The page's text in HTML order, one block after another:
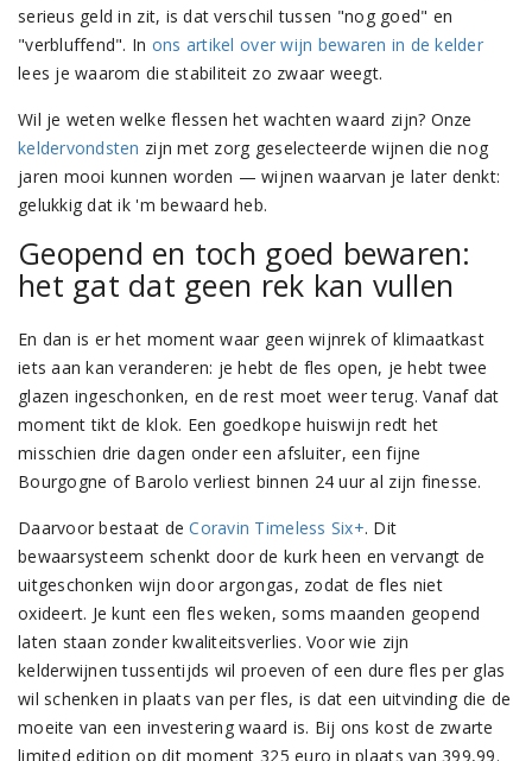
serieus geld in zit, is dat verschil tussen "nog goed" en
"verbluffend". In ons artikel over wijn bewaren in de kelder
lees je waarom die stabiliteit zo zwaar weegt.
Wil je weten welke flessen het wachten waard zijn? Onze
keldervondsten zijn met zorg geselecteerde wijnen die nog
jaren mooi kunnen worden — wijnen waarvan je later denkt:
gelukkig dat ik 'm bewaard heb.
Geopend en toch goed bewaren:
het gat dat geen rek kan vullen
En dan is er het moment waar geen wijnrek of klimaatkast
iets aan kan veranderen: je hebt de fles open, je hebt twee
glazen ingeschonken, en de rest moet weer terug. Vanaf dat
moment tikt de klok. Een goedkope huiswijn redt het
misschien drie dagen onder een afsluiter, een fijne
Bourgogne of Barolo verliest binnen 24 uur al zijn finesse.
Daarvoor bestaat deCoravin Timeless Six+. Dit
bewaarsysteem schenkt door de kurk heen en vervangt de
uitgeschonken wijn door argongas, zodat de fles niet
oxideert. Je kunt een fles weken, soms maanden geopend
laten staan zonder kwaliteitsverlies. Voor wie zijn
kelderwijnen tussentijds wil proeven of een dure fles per glas
wil schenken in plaats van per fles, is dat een uitvinding die de
moeite van een investering waard is. Bij ons kost de zwarte
limited edition op dit moment 325 euro in plaats van 399,99.